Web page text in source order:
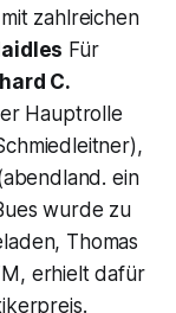
zahlreichen
Für
C.
Hauptrolle
ein
wurde zu
Thomas
erhielt dafür